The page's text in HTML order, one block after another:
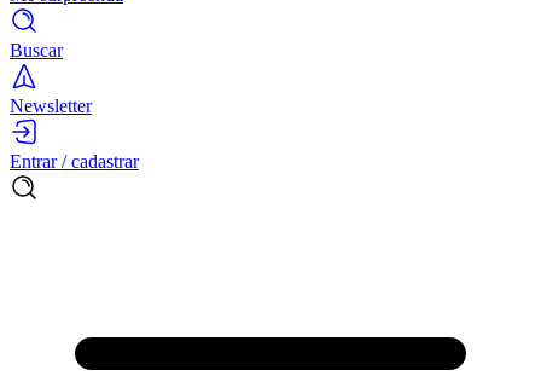
Buscar
Newsletter
Entrar / cadastrar